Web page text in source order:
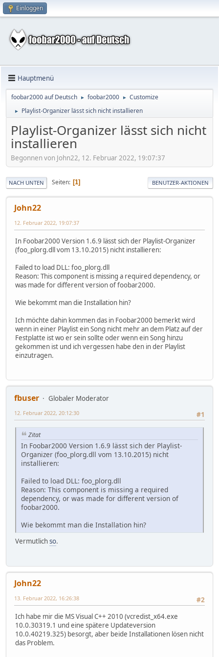
Einloggen
Hauptmenü
foobar2000 auf Deutsch ► foobar2000 ► Customize
► Playlist-Organizer lässt sich nicht installieren
Playlist-Organizer lässt sich nicht
installieren
Begonnen von John22, 12. Februar 2022, 19:07:37
NACH UNTEN Seiten 1 BENUTZER-AKTIONEN
John22
12. Februar 2022, 19:07:37
In Foobar2000 Version 1.6.9 lässt sich der Playlist-Organizer
(foo_plorg.dll vom 13.10.2015) nicht installieren:
Failed to load DLL: foo_plorg.dll
Reason: This component is missing a required dependency, or
was made for different version of foobar2000.
Wie bekommt man die Installation hin?
Ich möchte dahin kommen das in Foobar2000 bemerkt wird
wenn in einer Playlist ein Song nicht mehr an dem Platz auf der
Festplatte ist wo er sein sollte oder wenn ein Song hinzu
gekommen ist und ich vergessen habe den in der Playlist
einzutragen.
fbuser
Globaler Moderator
#1
12. Februar 2022, 20:12:30
Zitat
In Foobar2000 Version 1.6.9 lässt sich der Playlist-
Organizer (foo_plorg.dll vom 13.10.2015) nicht
installieren:
Failed to load DLL: foo_plorg.dll
Reason: This component is missing a required
dependency, or was made for different version of
foobar2000.
Wie bekommt man die Installation hin?
Vermutlichso.
John22
#2
13. Februar 2022, 16:26:38
Ich habe mir die MS Visual C++ 2010 (vcredist_x64.exe
10.0.30319.1 und eine spätere Updateversion
10.0.40219.325) besorgt, aber beide Installationen lösen nicht
das Problem.